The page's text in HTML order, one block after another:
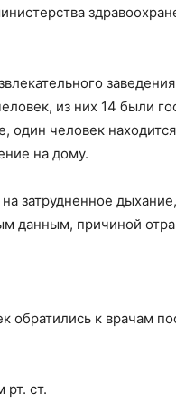
из них 14 были
один человек
на дому.
затрудненное
данным, причиной
обратились к врачам
ст.